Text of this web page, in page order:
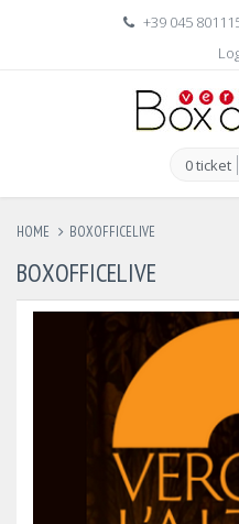
+39 045
0 ticket
HOME BOXOFFICELIVE
BOXOFFICELIVE